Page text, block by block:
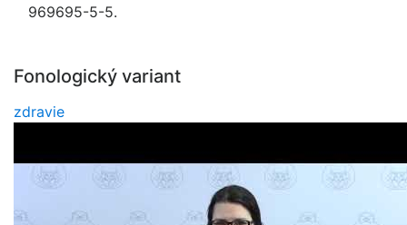
969695-5-5.
Fonologický variant
zdravie